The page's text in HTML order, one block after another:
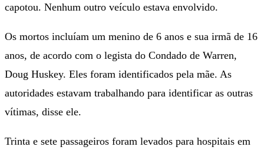
capotou. Nenhum outro veículo estava envolvido.
Os mortos incluíam um menino de 6 anos e sua irmã de 16
anos, de acordo com o legista do Condado de Warren,
Doug Huskey. Eles foram identificados pela mãe. As
autoridades estavam trabalhando para identificar as outras
vítimas, disse ele.
Trinta e sete passageiros foram levados para hospitais em